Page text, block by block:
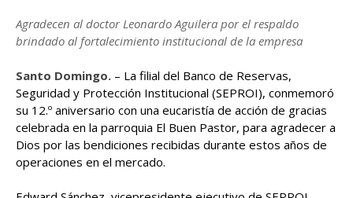
Agradecen al doctor Leonardo Aguilera por el respaldo
brindado al fortalecimiento institucional de la empresa
Santo Domingo. – La filial del Banco de Reservas,
Seguridad y Protección Institucional (SEPROI), conmemoró
su 12.º aniversario con una eucaristía de acción de gracias
celebrada en la parroquia El Buen Pastor, para agradecer a
Dios por las bendiciones recibidas durante estos años de
operaciones en el mercado.